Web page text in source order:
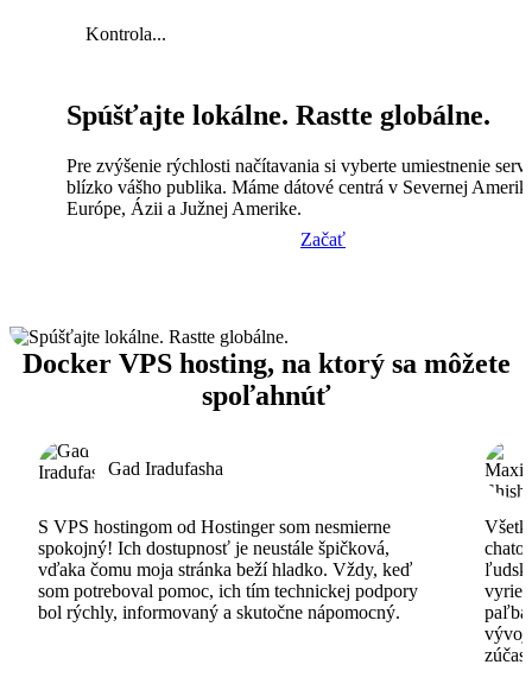
Kontrola...
Spúšťajte lokálne. Rastte globálne.
Pre zvýšenie rýchlosti načítavania si vyberte umiestnenie
blízko vášho publika. Máme dátové centrá v Severnej
Európe, Ázii a Južnej Amerike.
Začať
Docker VPS hosting, na ktorý sa môžete
spoľahnúť
Gad Iradufasha
S VPS hostingom od Hostinger som nesmierne
spokojný! Ich dostupnosť je neustále špičková,
vďaka čomu moja stránka beží hladko. Vždy, keď
som potreboval pomoc, ich tím technickej podpory
bol rýchly, informovaný a skutočne nápomocný.